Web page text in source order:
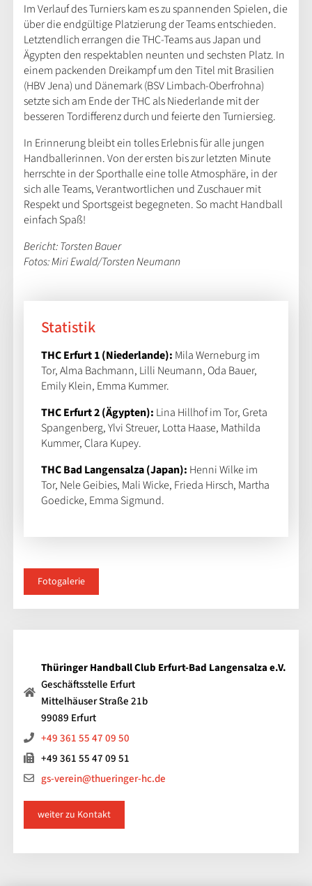
Im Verlauf des Turniers kam es zu spannenden Spielen, die
über die endgültige Platzierung der Teams entschieden.
Letztendlich errangen die THC-Teams aus Japan und
Ägypten den respektablen neunten und sechsten Platz. In
einem packenden Dreikampf um den Titel mit Brasilien
(HBV Jena) und Dänemark (BSV Limbach-Oberfrohna)
setzte sich am Ende der THC als Niederlande mit der
besseren Tordifferenz durch und feierte den Turniersieg.
In Erinnerung bleibt ein tolles Erlebnis für alle jungen
Handballerinnen. Von der ersten bis zur letzten Minute
herrschte in der Sporthalle eine tolle Atmosphäre, in der
sich alle Teams, Verantwortlichen und Zuschauer mit
Respekt und Sportsgeist begegneten. So macht Handball
einfach Spaß!
Bericht: Torsten Bauer
Fotos: Miri Ewald/Torsten Neumann
Statistik
THC Erfurt 1 (Niederlande): Mila Werneburg im
Tor, Alma Bachmann, Lilli Neumann, Oda Bauer,
Emily Klein, Emma Kummer.
THC Erfurt 2 (Ägypten): Lina Hillhof im Tor, Greta
Spangenberg, Ylvi Streuer, Lotta Haase, Mathilda
Kummer, Clara Kupey.
THC Bad Langensalza (Japan): Henni Wilke im
Tor, Nele Geibies, Mali Wicke, Frieda Hirsch, Martha
Goedicke, Emma Sigmund.
Fotogalerie
Thüringer Handball Club Erfurt-Bad Langensalza e.V.
Geschäftsstelle Erfurt
Mittelhäuser Straße 21b
99089 Erfurt
+49 361 55 47 09 50
+49 361 55 47 09 51
gs-verein@thueringer-hc.de
weiter zu Kontakt